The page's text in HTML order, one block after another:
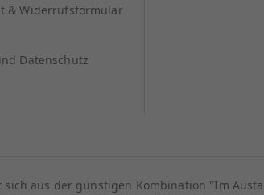
& Widerrufsformular
Datenschutz
sich aus der günstigen Kombination "Im